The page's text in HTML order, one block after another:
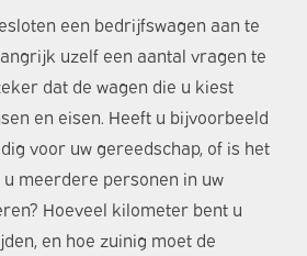
een bedrijfswagen aan te
uzelf een aantal vragen te
dat de wagen die u kiest
en eisen. Heeft u bijvoorbeeld
voor uw gereedschap, of is het
meerdere personen in uw
Hoeveel kilometer bent u
en hoe zuinig moet de